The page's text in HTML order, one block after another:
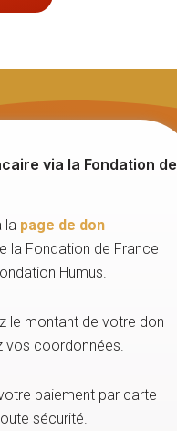
via la Fondation de
la page de don
la Fondation de France
Humus.
le montant de votre don
vos coordonnées.
paiement par carte
sécurité.